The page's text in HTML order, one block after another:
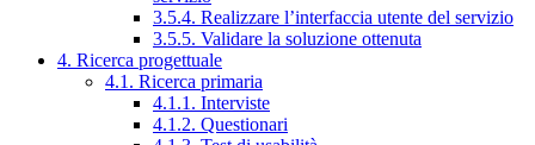
3.5.4. Realizzare l’interfaccia utente del servizio
3.5.5. Validare la soluzione ottenuta
4. Ricerca progettuale
4.1. Ricerca primaria
4.1.1. Interviste
4.1.2. Questionari